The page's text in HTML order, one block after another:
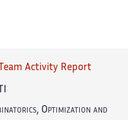
Activity Report
Optimization and